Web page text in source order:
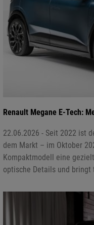
Renault Megane E-Tech:
22.06.2026 - Seit 2022 ist
dem Markt – im Oktober
Kompaktmodell eine
optische Details und